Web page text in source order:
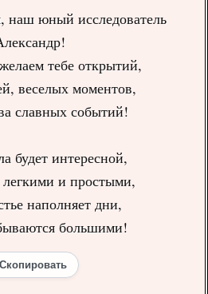
наш юный исследователь
тебе открытий,
веселых моментов,
славных событий!
будет интересной,
и простыми,
наполняет дни,
большими!